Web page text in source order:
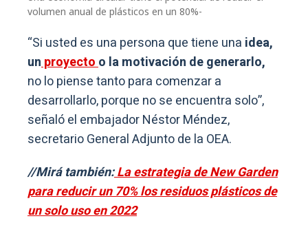
volumen anual de plásticos en un 80%-
“Si usted es una persona que tiene una idea,
unproyectoo la motivación de generarlo,
no lo piense tanto para comenzar a
desarrollarlo, porque no se encuentra solo”,
señaló el embajador Néstor Méndez,
secretario General Adjunto de la OEA.
//Mirá también:La estrategia de New Garden
para reducir un 70% los residuos plásticos de
un solo uso en 2022